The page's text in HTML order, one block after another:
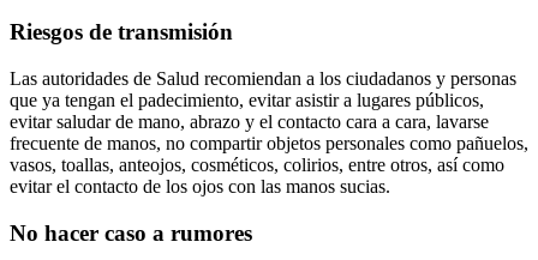
Riesgos de transmisión
Las autoridades de Salud recomiendan a los ciudadanos y personas
que ya tengan el padecimiento, evitar asistir a lugares públicos,
evitar saludar de mano, abrazo y el contacto cara a cara, lavarse
frecuente de manos, no compartir objetos personales como pañuelos,
vasos, toallas, anteojos, cosméticos, colirios, entre otros, así como
evitar el contacto de los ojos con las manos sucias.
No hacer caso a rumores